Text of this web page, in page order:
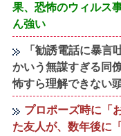
果、恐怖のウィルス
ん強い
「勧誘電話に暴言
かいう無謀すぎる同
怖すら理解できない
プロポーズ時に「
た友人が、数年後に